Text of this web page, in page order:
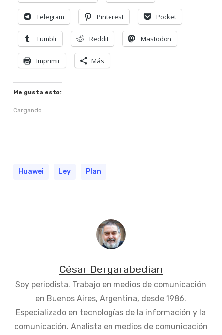
Telegram Pinterest Pocket
Tumblr Reddit Mastodon
Imprimir Más
Me gusta esto:
Cargando...
Huawei Ley Plan
César Dergarabedian
Soy periodista. Trabajo en medios de comunicación
en Buenos Aires, Argentina, desde 1986.
Especializado en tecnologías de la información y la
comunicación. Analista en medios de comunicación